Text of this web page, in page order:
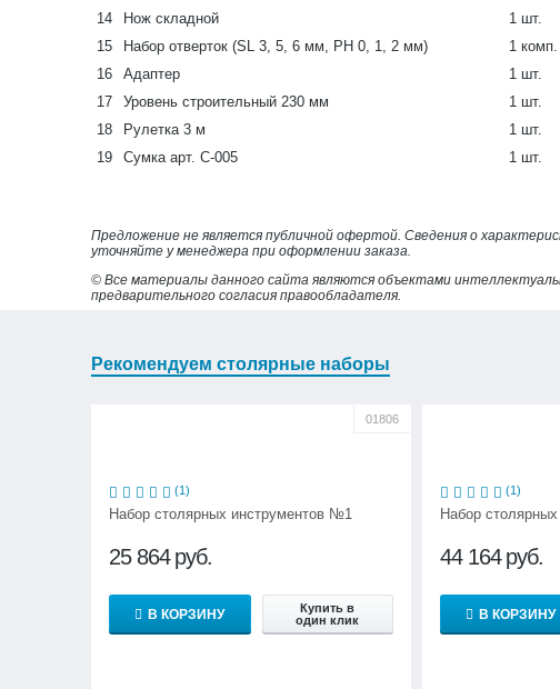
14
Нож складной
1 шт.
15
Набор отверток (SL 3, 5, 6 мм, РН 0, 1, 2 мм)
1 комп.
16
Адаптер
1 шт.
17
Уровень строительный 230 мм
1 шт.
18
Рулетка 3 м
1 шт.
19
Сумка арт. С-005 1 шт.
Предложение не является публичной офертой. Сведения о
уточняйте у менеджера при оформлении заказа.
© Все материалы данного сайта являются объектами
предварительного согласия правообладателя.
Рекомендуем столярные наборы
01806
(1)
Набор столярных инструментов №1
25 864 руб.
В КОРЗИНУ
Купить в
один клик
(1)
Набор
44 164 руб.
В КОРЗИНУ